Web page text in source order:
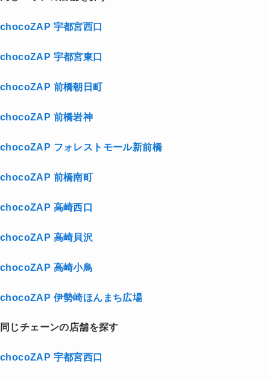
chocoZAP 宇都宮西口
chocoZAP 宇都宮東口
chocoZAP 前橋朝日町
chocoZAP 前橋岩神
chocoZAP フォレストモール新前橋
chocoZAP 前橋南町
chocoZAP 高崎西口
chocoZAP 高崎貝沢
chocoZAP 高崎小鳥
chocoZAP 伊勢崎ほんまち広場
同じチェーンの店舗を探す
chocoZAP 宇都宮西口